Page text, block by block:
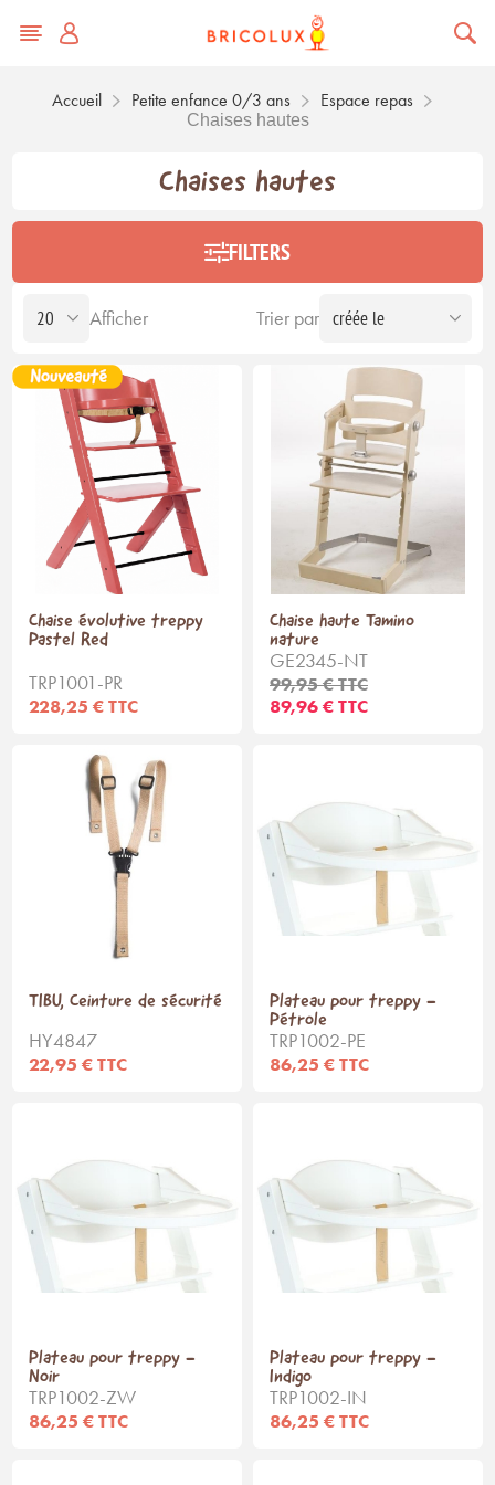
Accueil Petite enfance 0/3 ans Espace repas
Chaises hautes
Chaises hautes
FILTERS
Trier par
Afficher
Chaise évolutive treppy
Pastel Red
TRP1001-PR
228,25 € TTC
Chaise haute Tamino
nature
GE2345-NT
99,95 € TTC
89,96 € TTC
TIBU, Ceinture de sécurité
HY4847
22,95 € TTC
Plateau pour treppy -
Pétrole
TRP1002-PE
86,25 € TTC
Plateau pour treppy -
Noir
TRP1002-ZW
86,25 € TTC
Plateau pour treppy -
Indigo
TRP1002-IN
86,25 € TTC